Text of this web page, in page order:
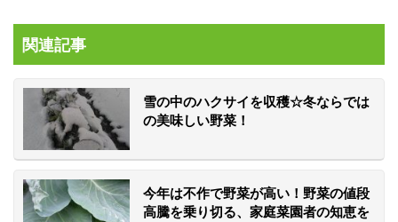
関連記事
雪の中のハクサイを収穫☆冬ならでは
の美味しい野菜！
今年は不作で野菜が高い！野菜の値段
高騰を乗り切る、家庭菜園者の知恵を